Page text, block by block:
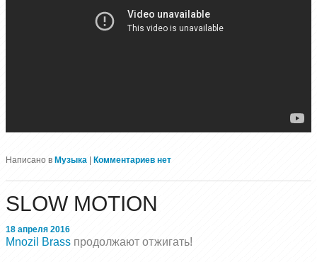
Написано в Музыка Комментариев нет
SLOW MOTION
18 апреля 2016
Mnozil Brass продолжают отжигать!